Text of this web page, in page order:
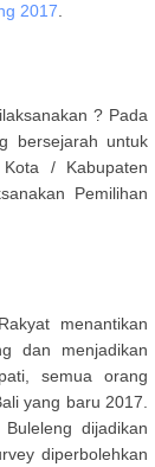
2017
? Pada
bersejarah untuk
/ Kabupaten
Pemilihan
menantikan
dan menjadikan
, semua orang
yang baru 2017.
Buleleng dijadikan
diperbolehkan